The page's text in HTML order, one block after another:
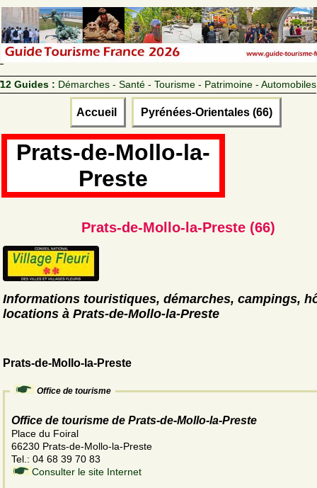
12 Guides : Démarches - Santé - Tourisme - Patrimoine - Automobiles
Accueil Pyrénées-Orientales (66)
Prats-de-Mollo-la-
Preste
Prats-de-Mollo-la-Preste (66)
Informations touristiques, démarches, campings,
locations à Prats-de-Mollo-la-Preste
Prats-de-Mollo-la-Preste
Office de tourisme
Office de tourisme de Prats-de-Mollo-la-Preste
Place du Foiral
66230 Prats-de-Mollo-la-Preste
Tel.: 04 68 39 70 83
Consulter le site Internet